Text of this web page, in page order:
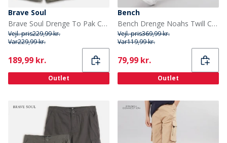
Brave Soul
Brave Soul Drenge To Pak Cargo Shorts Navy/Grå Navy / Grey
Vejl. pris229,99 kr.
Var229,99 kr.
Current
189,99 kr.
Outlet
Bench
Bench Drenge Noahs Twill Cargo Shorts Blå
Vejl. pris369,99 kr.
Var119,99 kr.
Current
79,99 kr.
Outlet